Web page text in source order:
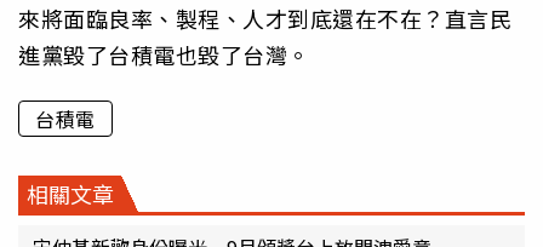
來將面臨良率、製程、人才到底還在不在？直言民
進黨毀了台積電也毀了台灣。
台積電
相關文章